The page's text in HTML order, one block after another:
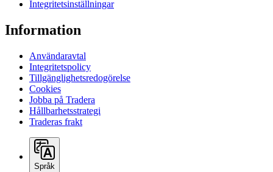
Integritetsinställningar
Information
Användaravtal
Integritetspolicy
Tillgänglighetsredogörelse
Cookies
Jobba på Tradera
Hållbarhetsstrategi
Traderas frakt
Språk